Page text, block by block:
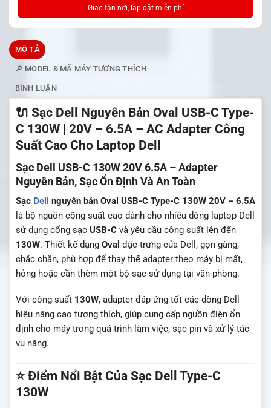
MÔ TẢ
🔎 MODEL & MÃ MÁY TƯƠNG THÍCH
BÌNH LUẬN
🔌 Sạc Dell Nguyên Bản Oval USB-C Type-
C 130W | 20V – 6.5A – AC Adapter Công
Suất Cao Cho Laptop Dell
Sạc Dell USB-C 130W 20V 6.5A – Adapter
Nguyên Bản, Sạc Ổn Định Và An Toàn
Sạc Dell
nguyên bản Oval USB-C Type-C 130W 20V – 6.5A
là bộ nguồn công suất cao dành cho nhiều dòng laptop Dell
sử dụng cổng sạc USB-C và yêu cầu công suất lên đến
130W. Thiết kế dạng Oval đặc trưng của Dell, gọn gàng,
chắc chắn, phù hợp để thay thế adapter theo máy bị mất,
hỏng hoặc cần thêm một bộ sạc sử dụng tại văn phòng.
Với công suất 130W, adapter đáp ứng tốt các dòng Dell
hiệu năng cao tương thích, giúp cung cấp nguồn điện ổn
định cho máy trong quá trình làm việc, sạc pin và xử lý tác
vụ nặng.
⭐ Điểm Nổi Bật Của Sạc Dell Type-C
130W